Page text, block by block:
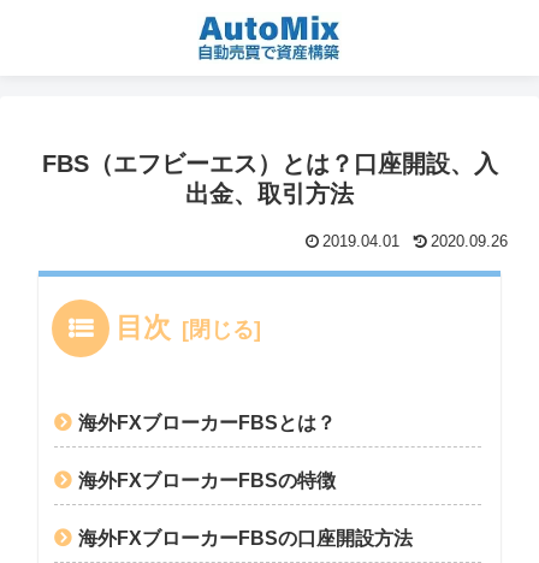
FBS（エフビーエス）とは？口座開設、入
出金、取引方法
2019.04.01 2020.09.26
目次
海外FXブローカーFBSとは？
海外FXブローカーFBSの特徴
海外FXブローカーFBSの口座開設方法